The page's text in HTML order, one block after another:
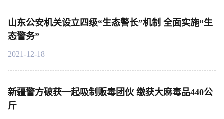
山东公安机关设立四级“生态警长”机制 全面实施“生
态警务”
2021-12-18
新疆警方破获一起吸制贩毒团伙 缴获大麻毒品440公
斤